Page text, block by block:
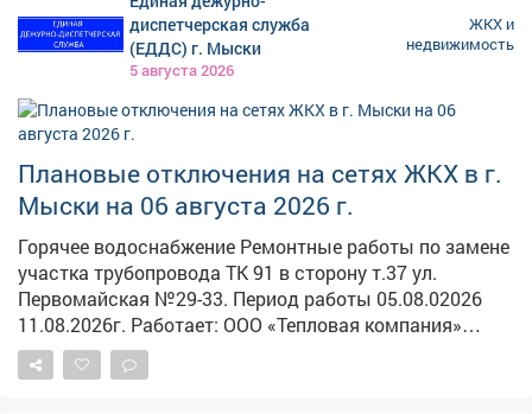
сырости появилась плесень. Дом признали
аварийным ещё в 2022 году, но благоустроенные
квартиры людям так и не предоставили. Срок
перенесли на неопределённое время. В СУ СК по
Кузбассу возбуждено уголовное дело. Председатель
Следственного комитета Александр Бастрыкин
поручил и.о. руководителя кузбасского управления
Александру Кустову доложить о ходе расследования
и мерах по защите прав граждан.
диспетчерская служба
(ЕДДС) г. Мыски
5 августа 2026
ЖКХ и
недвижимость
Плановые отключения на сетях ЖКХ в г.
Мыски на 06 августа 2026 г.
Горячее водоснабжение Ремонтные работы по замене
участка трубопровода ТК 91 в сторону т.37 ул.
Первомайская №29-33. Период работы 05.08.02026
11.08.2026г. Работает: ООО «Тепловая компания»
Электроснабжение Тех.присоединение ул. Дружбы.
ВЛ-0,4 ф.0,4-4 ТП-155 Дружбы 4-18; 1а-15 Калинина 1-9;